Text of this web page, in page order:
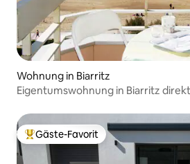
Wohnung in Biarritz
Eigentumswohnung in Biarritz
Beliebter Gäste-Favorit.
Gäste-Favorit